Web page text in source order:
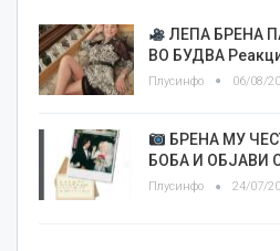
ЛЕПА БРЕНА
ВО БУДВА
Плусинфо 06/08/
БРЕНА МУ
БОБА И ОБЈАВИ
Плусинфо 24/07/